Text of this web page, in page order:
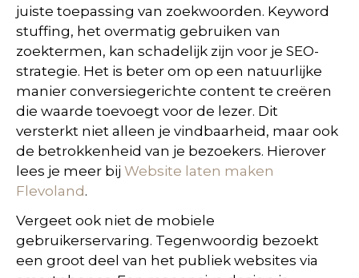
juiste toepassing van zoekwoorden. Keyword
stuffing, het overmatig gebruiken van
zoektermen, kan schadelijk zijn voor je SEO-
strategie. Het is beter om op een natuurlijke
manier conversiegerichte content te creëren
die waarde toevoegt voor de lezer. Dit
versterkt niet alleen je vindbaarheid, maar ook
de betrokkenheid van je bezoekers. Hierover
lees je meer bij Website laten maken
Flevoland.
Vergeet ook niet de mobiele
gebruikerservaring. Tegenwoordig bezoekt
een groot deel van het publiek websites via